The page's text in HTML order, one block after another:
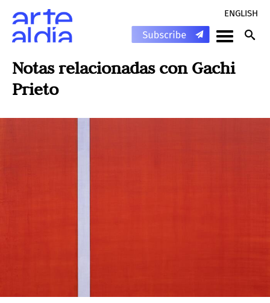
ENGLISH
Notas relacionadas con Gachi
Prieto